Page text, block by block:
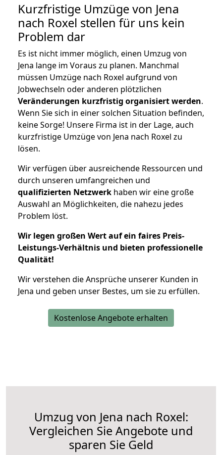
Kurzfristige Umzüge von Jena
nach Roxel stellen für uns kein
Problem dar
Es ist nicht immer möglich, einen Umzug von
Jena lange im Voraus zu planen. Manchmal
müssen Umzüge nach Roxel aufgrund von
Jobwechseln oder anderen plötzlichen
Veränderungen kurzfristig organisiert werden.
Wenn Sie sich in einer solchen Situation befinden,
keine Sorge! Unsere Firma ist in der Lage, auch
kurzfristige Umzüge von Jena nach Roxel zu
lösen.
Wir verfügen über ausreichende Ressourcen und
durch unseren umfangreichen und
qualifizierten Netzwerk haben wir eine große
Auswahl an Möglichkeiten, die nahezu jedes
Problem löst.
Wir legen großen Wert auf ein faires Preis-
Leistungs-Verhältnis und bieten professionelle
Qualität!
Wir verstehen die Ansprüche unserer Kunden in
Jena und geben unser Bestes, um sie zu erfüllen.
Kostenlose Angebote erhalten
Umzug von Jena nach Roxel:
Vergleichen Sie Angebote und
sparen Sie Geld